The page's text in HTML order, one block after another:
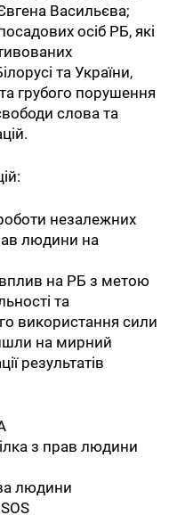
Васильєва;
осіб РБ, які
та України,
грубого порушення
слова та
незалежних
людини на
на РБ з метою
та
використання сили
на мирний
результатів
з прав людини
людини